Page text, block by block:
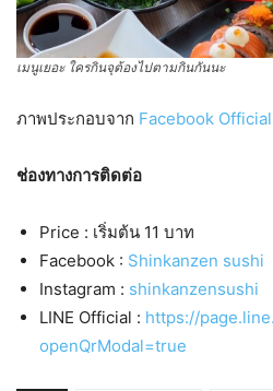
เมนูเยอะ ใครกินจุต้องไปตามกินกันนะ
ภาพประกอบจาก Facebook
ช่องทางการติดต่อ
Price : เริ่มต้น 11 บาท
Facebook : Shinkanzen sushi
Instagram : shinkanzensushi
LINE Official : https://
openQrModal=true